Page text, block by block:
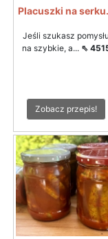
Placuszki na
Jeśli szukasz pomysłu
na szybkie, a... ⇖
Zobacz przepis!